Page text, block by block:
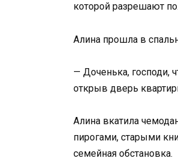
которой разрешают
Алина прошла в
— Доченька, господи,
открыв дверь
Алина вкатила
пирогами, старыми
семейная обстановка.